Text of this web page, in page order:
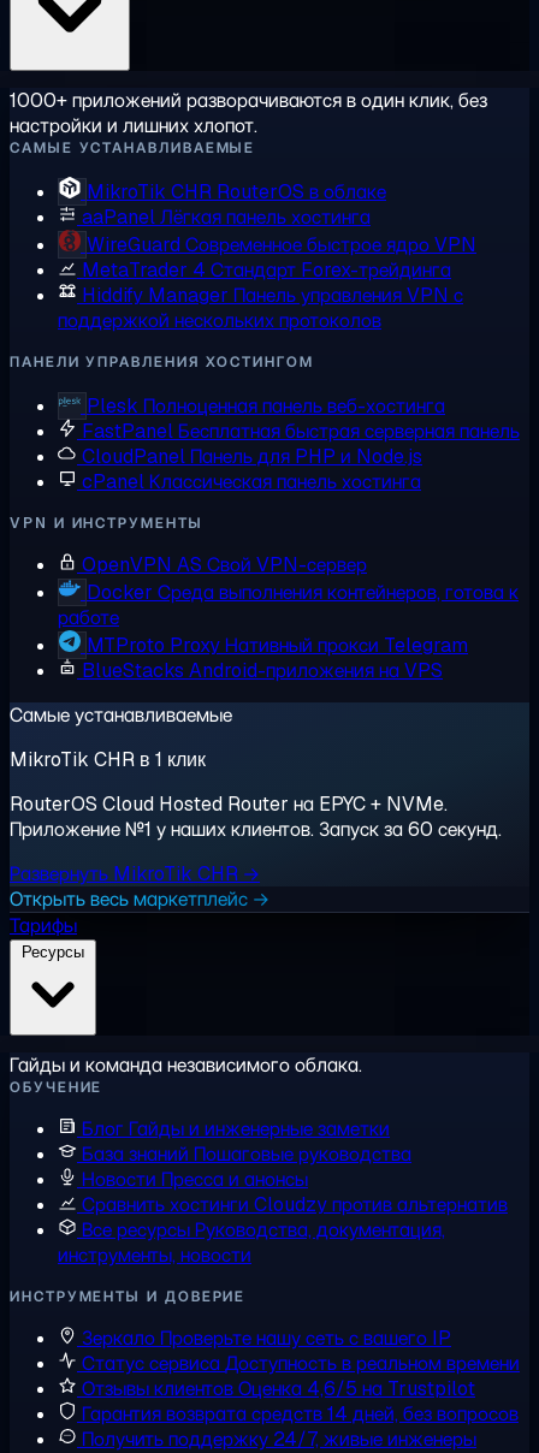
1000+ приложений разворачиваются в один клик, без
настройки и лишних хлопот.
САМЫЕ УСТАНАВЛИВАЕМЫЕ
MikroTik CHR RouterOS в облаке
aaPanelЛёгкая панель хостинга
WireGuard Современное быстрое ядро VPN
MetaTrader 4 Стандарт Forex-трейдинга
Hiddify Manager Панель управления VPN с
поддержкой нескольких протоколов
ПАНЕЛИ УПРАВЛЕНИЯ ХОСТИНГОМ
Plesk Полноценная панель веб-хостинга
FastPanelБесплатная быстрая серверная панель
CloudPanel Панель для PHP и Node.js
cPanelКлассическая панель хостинга
VPN И ИНСТРУМЕНТЫ
OpenVPN AS Свой VPN-сервер
Docker Среда выполнения контейнеров, готова к
работе
MTProto ProxyНативный прокси Telegram
BlueStacks Android-приложения на VPS
Самые устанавливаемые
MikroTik CHR в 1 клик
RouterOS Cloud Hosted Router на EPYC + NVMe.
Приложение №1 у наших клиентов. Запуск за 60 секунд.
Развернуть MikroTik CHR →
Открыть весь маркетплейс →
Тарифы
Гайды и команда независимого облака.
ОБУЧЕНИЕ
Блог Гайды и инженерные заметки
База знаний Пошаговые руководства
Новости Пресса и анонсы
Сравнить хостинги Cloudzy против альтернатив
Все ресурсыРуководства, документация,
инструменты, новости
ИНСТРУМЕНТЫ И ДОВЕРИЕ
Зеркало Проверьте нашу сеть с вашего IP
Статус сервисаДоступность в реальном времени
Отзывы клиентовОценка 4,6/5 на Trustpilot
Гарантия возврата средств14 дней, без вопросов
Получить поддержку 24/7, живые инженеры